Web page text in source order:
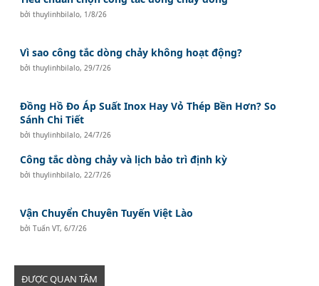
bởithuylinhbilalo, 1/8/26
Vì sao công tắc dòng chảy không hoạt động?
bởithuylinhbilalo, 29/7/26
Đồng Hồ Đo Áp Suất Inox Hay Vỏ Thép Bền Hơn? So
Sánh Chi Tiết
bởithuylinhbilalo, 24/7/26
Công tắc dòng chảy và lịch bảo trì định kỳ
bởithuylinhbilalo, 22/7/26
Vận Chuyển Chuyên Tuyến Việt Lào
bởiTuấn VT,6/7/26
ĐƯỢC QUAN TÂM